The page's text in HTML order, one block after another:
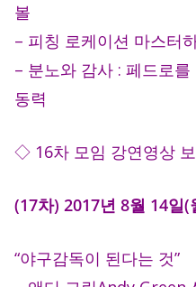
볼
– 피칭 로케이션 마스터
– 분노와 감사 : 페드로
동력
◇ 16차 모임 강연영상
(17차) 2017년 8월 14일(
“야구감독이 된다는 것”